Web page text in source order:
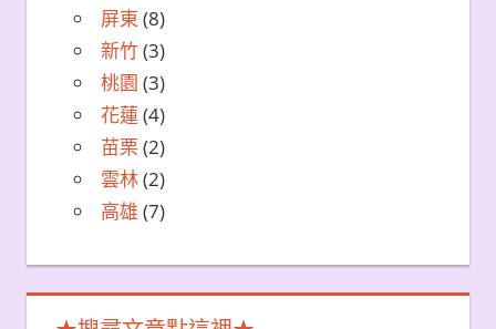
屏東 (8)
新竹(3)
桃園 (3)
花蓮 (4)
苗栗 (2)
雲林(2)
高雄 (7)